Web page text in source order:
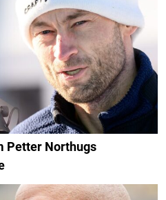
Petter Northugs